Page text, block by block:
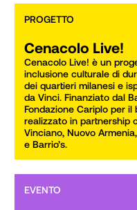
PROGETTO
Cenacolo Live!
Cenacolo Live! è un
inclusione culturale di
dei quartieri milanesi e
da Vinci. Finanziato dal
Fondazione Cariplo per
realizzato in partnership
Vinciano, Nuovo
e Barrio’s.
EVENTO